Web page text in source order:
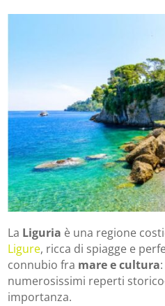
La Liguria è una regione
Ligure, ricca di spiagge e
connubio fra mare e cultura
numerosissimi reperti
importanza.